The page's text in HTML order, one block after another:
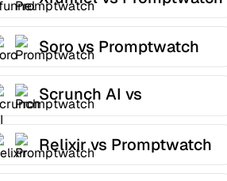
Soro vs Promptwatch
Scrunch AI vs
Promptwatch
Relixir vs Promptwatch